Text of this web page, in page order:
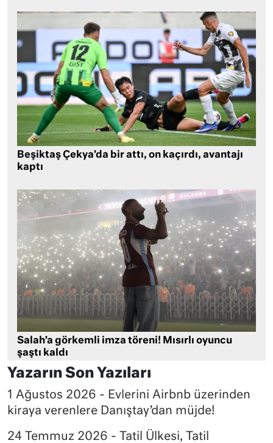
Beşiktaş Çekya’da bir attı, on kaçırdı, avantajı
kaptı
Salah’a görkemli imza töreni! Mısırlı oyuncu
şaştı kaldı
Yazarın Son Yazıları
1 Ağustos 2026 - Evlerini Airbnb üzerinden
kiraya verenlere Danıştay’dan müjde!
24 Temmuz 2026 - Tatil Ülkesi, Tatil